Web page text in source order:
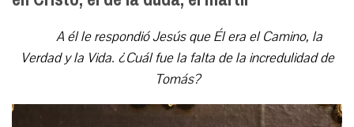
A él le respondió Jesús que Él era el Camino, la
Verdad y la Vida. ¿Cuál fue la falta de la incredulidad de
Tomás?